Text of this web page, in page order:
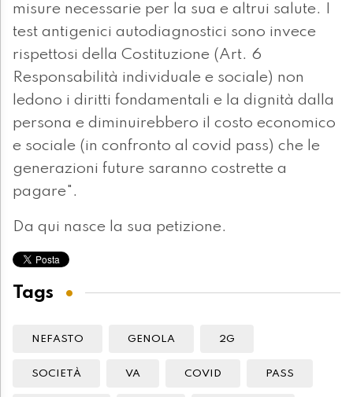
misure necessarie per la sua e altrui salute. I
test antigenici autodiagnostici sono invece
rispettosi della Costituzione (Art. 6
Responsabilità individuale e sociale) non
ledono i diritti fondamentali e la dignità dalla
persona e diminuirebbero il costo economico
e sociale (in confronto al covid pass) che le
generazioni future saranno costrette a
pagare".
Da qui nasce la sua petizione.
Tags
NEFASTO GENOLA 2G
SOCIETÀ VA COVID PASS